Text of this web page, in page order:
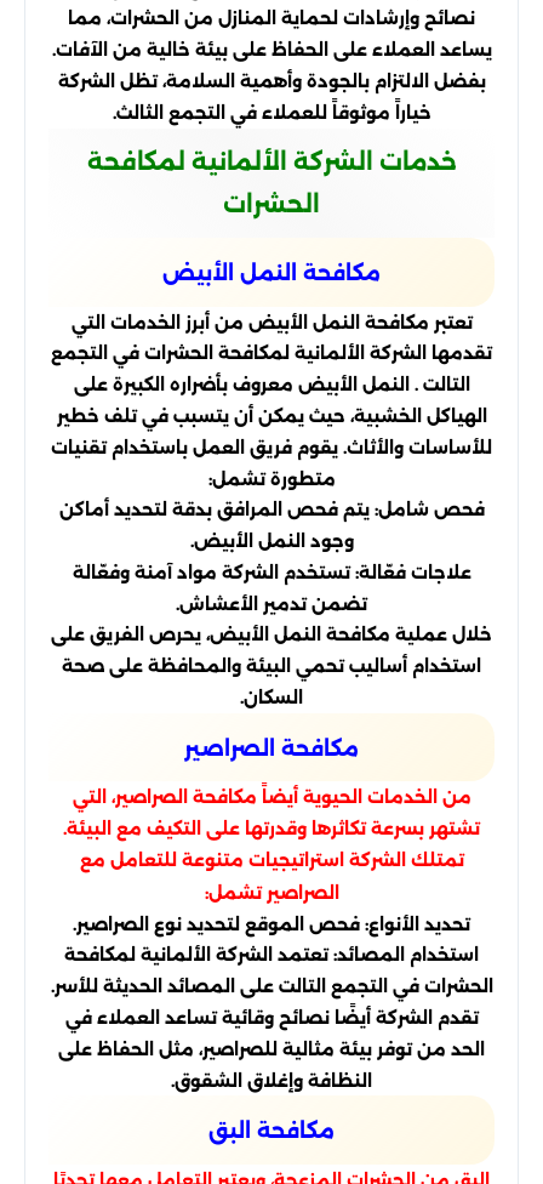
نصائح وإرشادات لحماية المنازل من الحشرات، مما
يساعد العملاء على الحفاظ على بيئة خالية من الآفات.
بفضل الالتزام بالجودة وأهمية السلامة، تظل الشركة
خياراً موثوقاً للعملاء في التجمع الثالث.
خدمات الشركة الألمانية لمكافحة
الحشرات
مكافحة النمل الأبيض
تعتبر مكافحة النمل الأبيض من أبرز الخدمات التي
تقدمها الشركة الألمانية لمكافحة الحشرات في التجمع
التالت . النمل الأبيض معروف بأضراره الكبيرة على
الهياكل الخشبية، حيث يمكن أن يتسبب في تلف خطير
للأساسات والأثاث. يقوم فريق العمل باستخدام تقنيات
متطورة تشمل:
فحص شامل: يتم فحص المرافق بدقة لتحديد أماكن
وجود النمل الأبيض.
علاجات فعّالة: تستخدم الشركة مواد آمنة وفعّالة
تضمن تدمير الأعشاش.
خلال عملية مكافحة النمل الأبيض، يحرص الفريق على
استخدام أساليب تحمي البيئة والمحافظة على صحة
السكان.
مكافحة الصراصير
من الخدمات الحيوية أيضاً مكافحة الصراصير، التي
تشتهر بسرعة تكاثرها وقدرتها على التكيف مع البيئة.
تمتلك الشركة استراتيجيات متنوعة للتعامل مع
الصراصير تشمل:
تحديد الأنواع: فحص الموقع لتحديد نوع الصراصير.
استخدام المصائد: تعتمد الشركة الألمانية لمكافحة
الحشرات في التجمع التالت على المصائد الحديثة للأسر.
تقدم الشركة أيضًا نصائح وقائية تساعد العملاء في
الحد من توفر بيئة مثالية للصراصير، مثل الحفاظ على
النظافة وإغلاق الشقوق.
مكافحة البق